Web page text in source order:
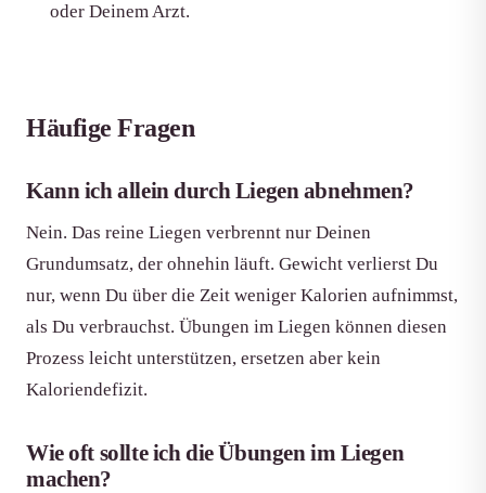
oder Deinem Arzt.
Häufige Fragen
Kann ich allein durch Liegen abnehmen?
Nein. Das reine Liegen verbrennt nur Deinen
Grundumsatz, der ohnehin läuft. Gewicht verlierst Du
nur, wenn Du über die Zeit weniger Kalorien aufnimmst,
als Du verbrauchst. Übungen im Liegen können diesen
Prozess leicht unterstützen, ersetzen aber kein
Kaloriendefizit.
Wie oft sollte ich die Übungen im Liegen
machen?